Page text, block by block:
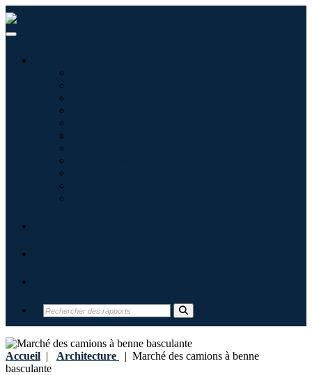
Accueil | Architecture | Marché des camions à benne
basculante